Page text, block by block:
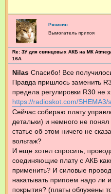
Рюмкин
Вымогатель припоя
Re: ЗУ для свинцовых АКБ на МК
16А
Nilas Спасибо! Все
Правда пришлось заменить
предела регулировки R30 не
https://radioskot.com/
Сейчас собираю плату
детальки) и немного не
статье об этом ничего не
вольтаж?
И еще хотел спросить,
соединяющие плату с АКБ
применить? И силовые
накатывать припоем надо ли
покрытия? (платы облужены